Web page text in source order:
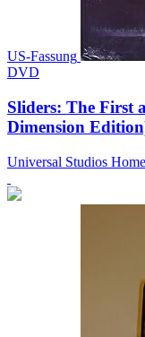
US-Fassung
DVD
Sliders: The First
Dimension
Universal Studios